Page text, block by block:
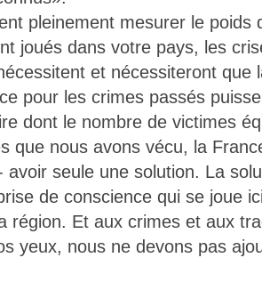
pleinement mesurer le poids
joués dans votre pays, les
et nécessiteront que
pour les crimes passés
dont le nombre de victimes
que nous avons vécu, la
avoir seule une solution. La
de conscience qui se joue
région. Et aux crimes et aux
yeux, nous ne devons pas